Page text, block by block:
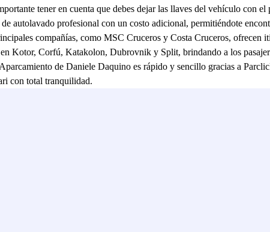
tener en cuenta que debes dejar las llaves del vehículo con
autolavado profesional con un costo adicional, permitiéndote
compañías, como MSC Cruceros y Costa Cruceros, ofrecen
Kotor, Corfú, Katakolon, Dubrovnik y Split, brindando a los
de Daniele Daquino es rápido y sencillo gracias a
con total tranquilidad.